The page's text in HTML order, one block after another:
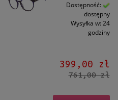
Dostępność:
dostępny
Wysyłka w: 24
godziny
399,00 zł
761,00 zł